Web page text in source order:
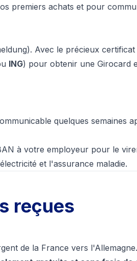
premiers achats et pour
Avec le précieux certificat
ING) pour obtenir une Girocard
quelques semaines
à votre employeur pour le
et l'assurance maladie.
reçues
de la France vers